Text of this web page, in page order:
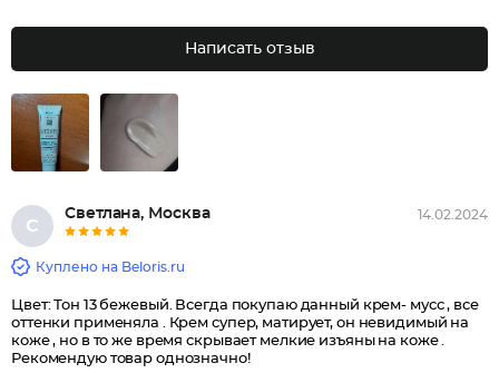
Написать отзыв
С
Светлана, Москва 14.02.2024
Куплено на Beloris.ru
Цвет: Тон 13 бежевый. Всегда покупаю данный крем- мусс , все
оттенки применяла . Крем супер, матирует, он невидимый на
коже , но в то же время скрывает мелкие изъяны на коже .
Рекомендую товар однозначно!